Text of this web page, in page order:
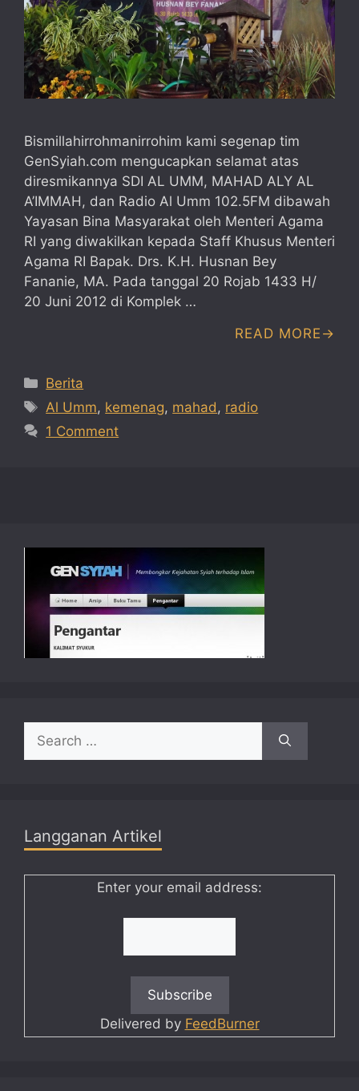
Bismillahirrohmanirrohim kami segenap tim
GenSyiah.com mengucapkan selamat atas
diresmikannya SDI AL UMM, MAHAD ALY AL
A’IMMAH, dan Radio Al Umm 102.5FM dibawah
Yayasan Bina Masyarakat oleh Menteri Agama
RI yang diwakilkan kepada Staff Khusus Menteri
Agama RI Bapak. Drs. K.H. Husnan Bey
Fananie, MA. Pada tanggal 20 Rojab 1433 H/
20 Juni 2012 di Komplek …
READ MORE
Categories
Berita
Tags
Al Umm, kemenag, mahad , radio
1 Comment
for:
Langganan Artikel
Enter your email address:
Delivered by FeedBurner